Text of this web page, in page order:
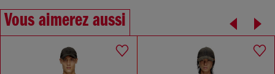
Vous aimerez aussi